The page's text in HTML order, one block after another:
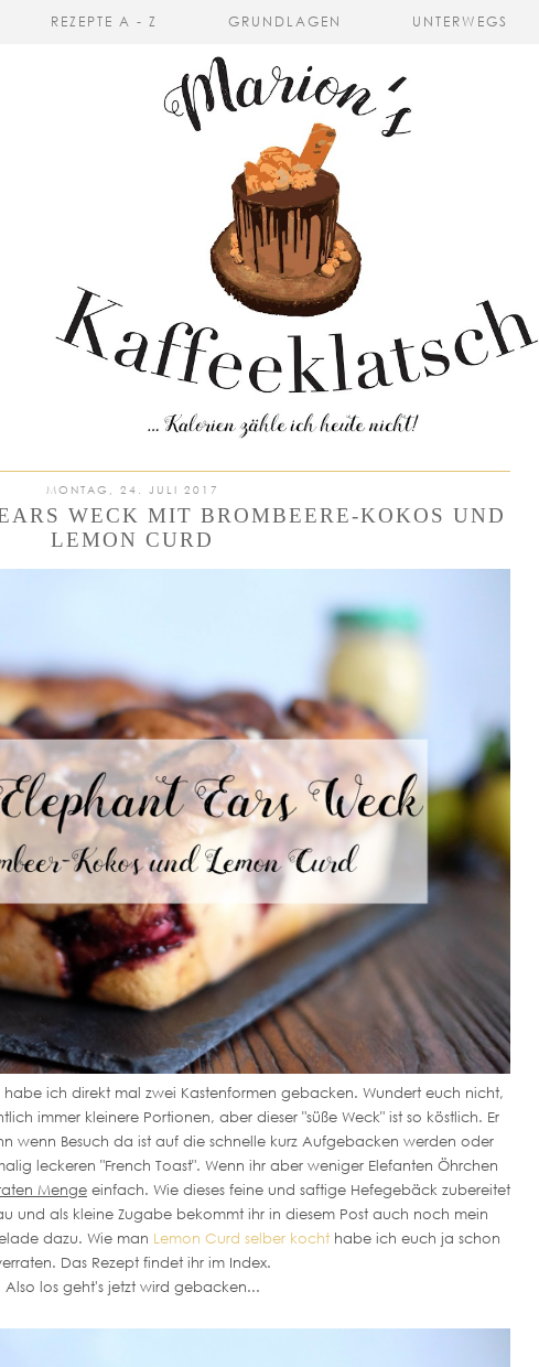
REZEPTE A - Z GRUNDLAGEN UNTERWEGS
MONTAG, 24. JULI 2017
WECK MIT BROMBEERE-KOKOS UND L
EMON CURD
ich direkt mal zwei Kastenformen gebacken. Wundert euch nicht,
immer kleinere Portionen, aber dieser "süße Weck" ist so köstlich. Er
wenn Besuch da ist auf die schnelle kurz Aufgebacken werden oder
leckeren "French Toast". Wenn ihr aber weniger Elefanten Öhrchen
Menge einfach. Wie dieses feine und saftige Hefegebäck zubereitet
und als kleine Zugabe bekommt ihr in diesem Post auch noch mein
dazu. Wie man Lemon Curd selber kochthabe ich euch ja schon
Das Rezept findet ihr im Index.
Also los geht's jetzt wird gebacken...